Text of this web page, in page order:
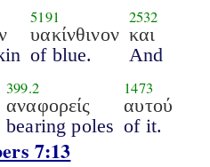
5191
υακίνθινον
of blue.
2532
και
And
399.2
αναφορείς
bearing poles
1473
αυτού
of it.
7:13